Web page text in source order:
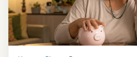
Sobre nós
Produtos